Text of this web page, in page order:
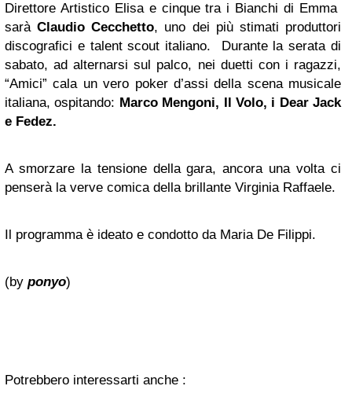
Direttore Artistico Elisa e cinque tra i Bianchi di Emma
saràClaudio Cecchetto, uno dei più stimati produttori
discografici e talent scout italiano. Durante la serata di
sabato, ad alternarsi sul palco, nei duetti con i ragazzi,
“Amici” cala un vero poker d’assi della scena musicale
italiana, ospitando: Marco Mengoni, Il Volo, i Dear Jack
e Fedez.
A smorzare la tensione della gara, ancora una volta ci
penserà la verve comica della brillante Virginia Raffaele.
Il programma è ideato e condotto da Maria De Filippi.
(by ponyo)
Potrebbero interessarti anche :